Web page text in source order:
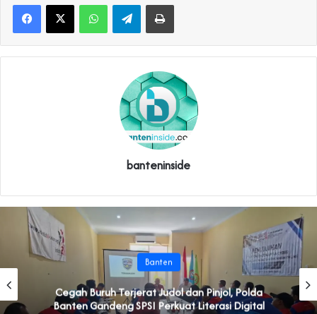
WhatsAppTelegramPrint
banteninside
Banten
Cegah Buruh Terjerat Judol dan Pinjol, Polda
Banten Gandeng SPSI Perkuat Literasi Digital